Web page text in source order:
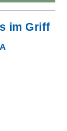
im Griff